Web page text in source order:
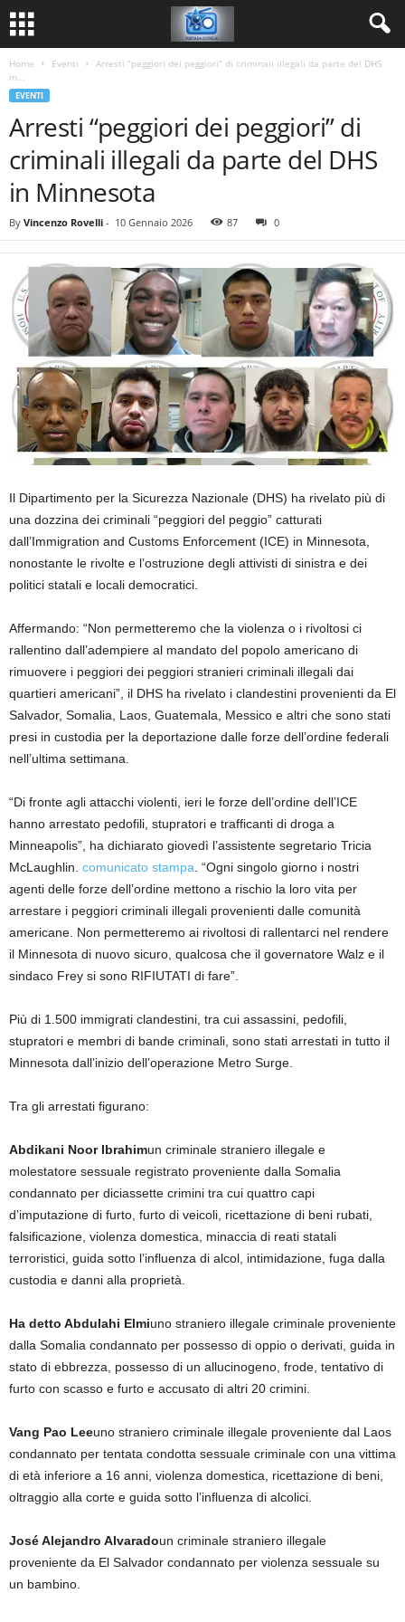
Home Eventi
Arresti “peggiori dei peggiori” di criminali illegali da parte del DHS
in...
EVENTI
Arresti “peggiori dei peggiori” di
criminali illegali da parte del DHS
in Minnesota
By Vincenzo Rovelli - 10 Gennaio 2026 87 0
Il Dipartimento per la Sicurezza Nazionale (DHS) ha rivelato più di
una dozzina dei criminali “peggiori del peggio” catturati
dall’Immigration and Customs Enforcement (ICE) in Minnesota,
nonostante le rivolte e l’ostruzione degli attivisti di sinistra e dei
politici statali e locali democratici.
Affermando: “Non permetteremo che la violenza o i rivoltosi ci
rallentino dall’adempiere al mandato del popolo americano di
rimuovere i peggiori dei peggiori stranieri criminali illegali dai
quartieri americani”, il DHS ha rivelato i clandestini provenienti da El
Salvador, Somalia, Laos, Guatemala, Messico e altri che sono stati
presi in custodia per la deportazione dalle forze dell’ordine federali
nell’ultima settimana.
“Di fronte agli attacchi violenti, ieri le forze dell’ordine dell’ICE
hanno arrestato pedofili, stupratori e trafficanti di droga a
Minneapolis”, ha dichiarato giovedì l’assistente segretario Tricia
McLaughlin. comunicato stampa . “Ogni singolo giorno i nostri
agenti delle forze dell’ordine mettono a rischio la loro vita per
arrestare i peggiori criminali illegali provenienti dalle comunità
americane. Non permetteremo ai rivoltosi di rallentarci nel rendere
il Minnesota di nuovo sicuro, qualcosa che il governatore Walz e il
sindaco Frey si sono RIFIUTATI di fare”.
Più di 1.500 immigrati clandestini, tra cui assassini, pedofili,
stupratori e membri di bande criminali, sono stati arrestati in tutto il
Minnesota dall’inizio dell’operazione Metro Surge.
Tra gli arrestati figurano:
Abdikani Noor Ibrahimun criminale straniero illegale e
molestatore sessuale registrato proveniente dalla Somalia
condannato per diciassette crimini tra cui quattro capi
d’imputazione di furto, furto di veicoli, ricettazione di beni rubati,
falsificazione, violenza domestica, minaccia di reati statali
terroristici, guida sotto l’influenza di alcol, intimidazione, fuga dalla
custodia e danni alla proprietà.
Ha detto Abdulahi Elmiuno straniero illegale criminale proveniente
dalla Somalia condannato per possesso di oppio o derivati, guida in
stato di ebbrezza, possesso di un allucinogeno, frode, tentativo di
furto con scasso e furto e accusato di altri 20 crimini.
Vang Pao Leeuno straniero criminale illegale proveniente dal Laos
condannato per tentata condotta sessuale criminale con una vittima
di età inferiore a 16 anni, violenza domestica, ricettazione di beni,
oltraggio alla corte e guida sotto l’influenza di alcolici.
José Alejandro Alvaradoun criminale straniero illegale
proveniente da El Salvador condannato per violenza sessuale su
un bambino.